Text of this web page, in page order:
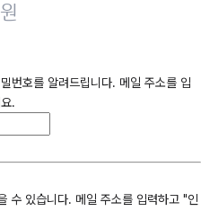
번호를 알려드립니다. 메일 주소를 입
.
수 있습니다. 메일 주소를 입력하고 "인